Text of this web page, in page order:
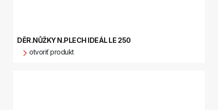
DĚR.NŮŽKY N.PLECH IDEÁL LE 250
otvoriť produkt